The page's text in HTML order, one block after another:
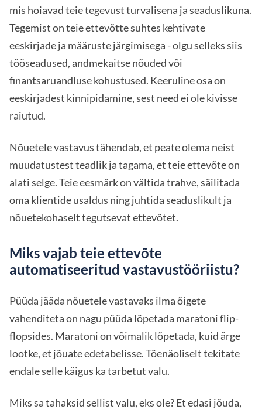
mis hoiavad teie tegevust turvalisena ja seaduslikuna.
Tegemist on teie ettevõtte suhtes kehtivate
eeskirjade ja määruste järgimisega - olgu selleks siis
tööseadused, andmekaitse nõuded või
finantsaruandluse kohustused. Keeruline osa on
eeskirjadest kinnipidamine, sest need ei ole kivisse
raiutud.
Nõuetele vastavus tähendab, et peate olema neist
muudatustest teadlik ja tagama, et teie ettevõte on
alati selge. Teie eesmärk on vältida trahve, säilitada
oma klientide usaldus ning juhtida seaduslikult ja
nõuetekohaselt tegutsevat ettevõtet.
Miks vajab teie ettevõte
automatiseeritud vastavustööriistu?
Püüda jääda nõuetele vastavaks ilma õigete
vahenditeta on nagu püüda lõpetada maratoni flip-
flopsides. Maratoni on võimalik lõpetada, kuid ärge
lootke, et jõuate edetabelisse. Tõenäoliselt tekitate
endale selle käigus ka tarbetut valu.
Miks sa tahaksid sellist valu, eks ole? Et edasi jõuda,